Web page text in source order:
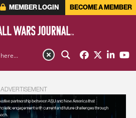
MEMBER LOGIN BECOME A MEMBER
ADVERTISEMENT